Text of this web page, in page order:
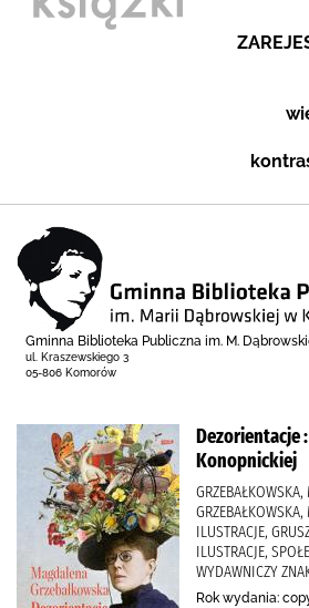
Gminna Biblioteka Publiczna im. M.
ul. Kraszewskiego 3
05-806 Komorów
Dezorientacje
Konopnickiej
ILUSTRACJE,
ILUSTRACJE,
WYDAWNICZY
Rok wydania: